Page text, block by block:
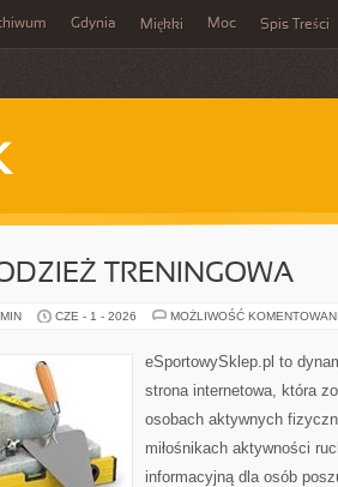
Gdynia Miękki Moc Spis Treści
TRENINGOWA
CZE - 1 - 2026 MOŻLIWOŚĆ
eSportowySklep.pl to
strona internetowa, która
osobach aktywnych
miłośnikach aktywności
informacyjną dla osób